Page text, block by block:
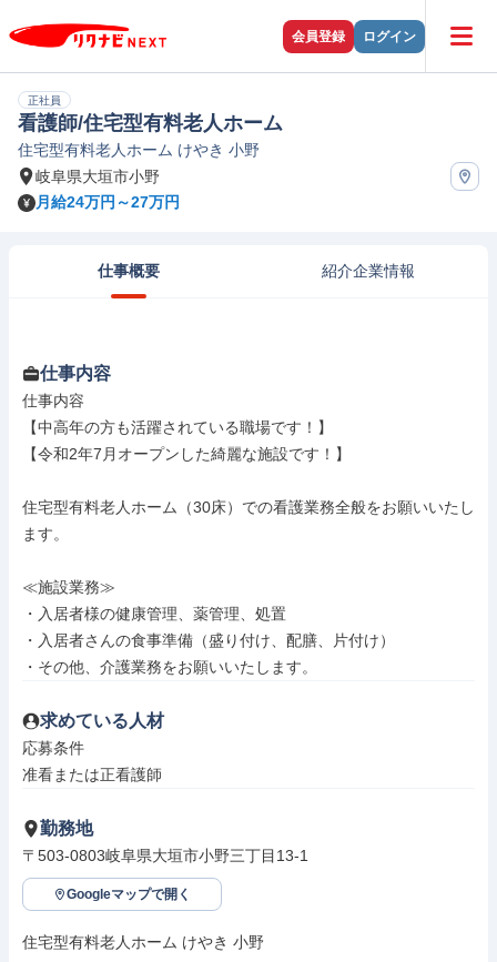
会員登録 ログイン
正社員
看護師/住宅型有料老人ホーム
住宅型有料老人ホーム けやき 小野
岐阜県大垣市小野
月給24万円～27万円
仕事概要 紹介企業情報
仕事内容
仕事内容
【中高年の方も活躍されている職場です！】
【令和2年7月オープンした綺麗な施設です！】
住宅型有料老人ホーム（30床）での看護業務全般をお願いいたし
ます。
≪施設業務≫
・入居者様の健康管理、薬管理、処置
・入居者さんの食事準備（盛り付け、配膳、片付け）
・その他、介護業務をお願いいたします。
求めている人材
応募条件
准看または正看護師
勤務地
〒503-0803岐阜県大垣市小野三丁目13-1
Googleマップで開く
住宅型有料老人ホーム けやき 小野